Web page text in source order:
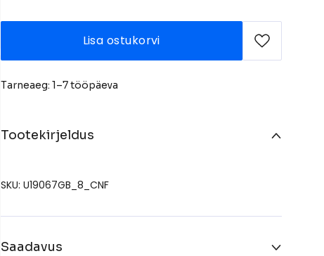
Lisa ostukorvi
Tarneaeg: 1–7 tööpäeva
Tootekirjeldus
SKU: U19067GB_8_CNF
Saadavus